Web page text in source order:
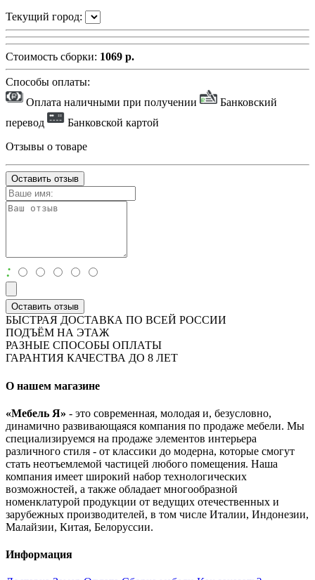
Текущий город:
Стоимость сборки: 1069 р.
Способы оплаты:
Оплата наличными при получении
Банковский
перевод
Банковской картой
Отзывы о товаре
Оставить отзыв
:
Оставить отзыв
БЫСТРАЯ ДОСТАВКА ПО ВСЕЙ РОССИИ
ПОДЪЁМ НА ЭТАЖ
РАЗНЫЕ СПОСОБЫ ОПЛАТЫ
ГАРАНТИЯ КАЧЕСТВА ДО 8 ЛЕТ
О нашем магазине
«Мебель Я» - это современная, молодая и, безусловно,
динамично развивающаяся компания по продаже мебели. Мы
специализируемся на продаже элементов интерьера
различного стиля - от классики до модерна, которые смогут
стать неотъемлемой частицей любого помещения. Наша
компания имеет широкий набор технологических
возможностей, а также обладает многообразной
номенклатурой продукции от ведущих отечественных и
зарубежных производителей, в том числе Италии, Индонезии,
Малайзии, Китая, Белоруссии.
Информация